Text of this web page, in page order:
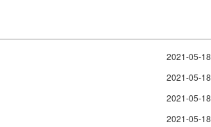
2021-05-18
2021-05-18
2021-05-18
2021-05-18